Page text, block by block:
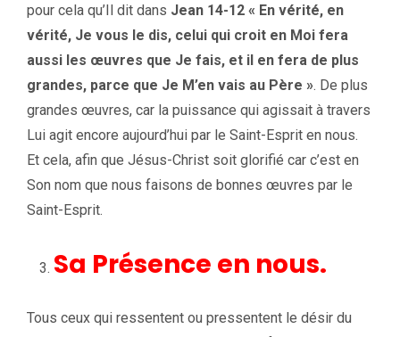
pour cela qu’Il dit dans Jean 14-12 « En vérité, en
vérité, Je vous le dis, celui qui croit en Moi fera
aussi les œuvres que Je fais, et il en fera de plus
grandes, parce que Je M’en vais au Père ». De plus
grandes œuvres, car la puissance qui agissait à travers
Lui agit encore aujourd’hui par le Saint-Esprit en nous.
Et cela, afin que Jésus-Christ soit glorifié car c’est en
Son nom que nous faisons de bonnes œuvres par le
Saint-Esprit.
Sa Présence en nous.
Tous ceux qui ressentent ou pressentent le désir du